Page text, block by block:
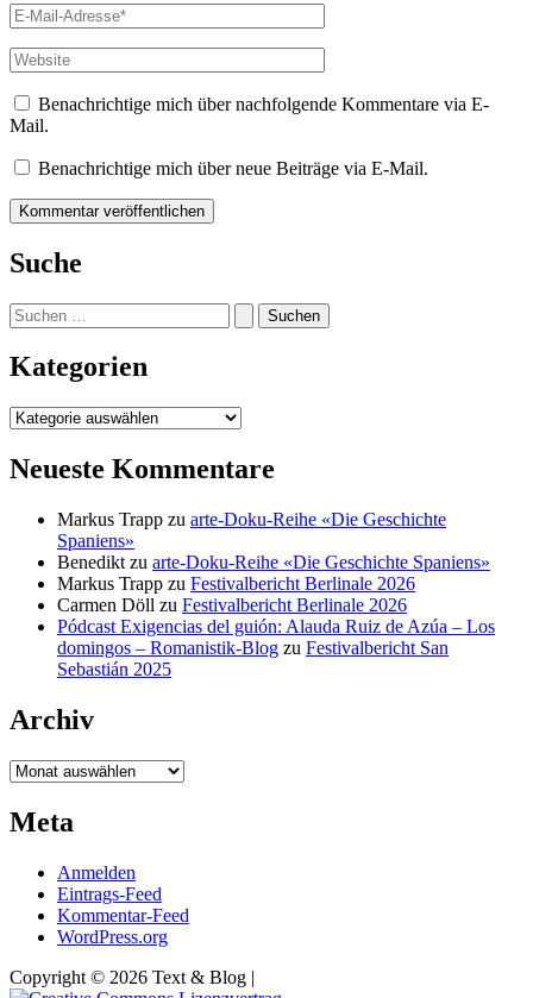
E-
Mail-
Adresse*
Website
Benachrichtige mich über nachfolgende Kommentare via E-
Mail.
Benachrichtige mich über neue Beiträge via E-Mail.
Suche
Suchen
nach:
Kategorien
Kategorien
Neueste Kommentare
Markus Trapp zu arte-Doku-Reihe «Die Geschichte
Spaniens»
Benedikt zu arte-Doku-Reihe «Die Geschichte Spaniens»
Markus Trapp zu Festivalbericht Berlinale 2026
Carmen Döll zu Festivalbericht Berlinale 2026
Pódcast Exigencias del guión: Alauda Ruiz de Azúa – Los
domingos – Romanistik-Blog zu Festivalbericht San
Sebastián 2025
Archiv
Archiv
Meta
Anmelden
Eintrags-Feed
Kommentar-Feed
WordPress.org
Copyright © 2026 Text & Blog |